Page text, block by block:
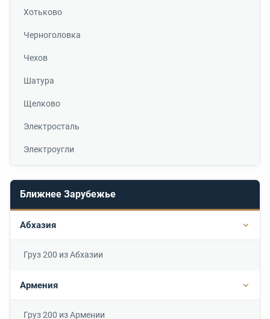
Хотьково
Черноголовка
Чехов
Шатура
Щелково
Электросталь
Электроугли
Ближнее Зарубежье
Абхазия
Груз 200 из Абхазии
Армения
Груз 200 из Армении